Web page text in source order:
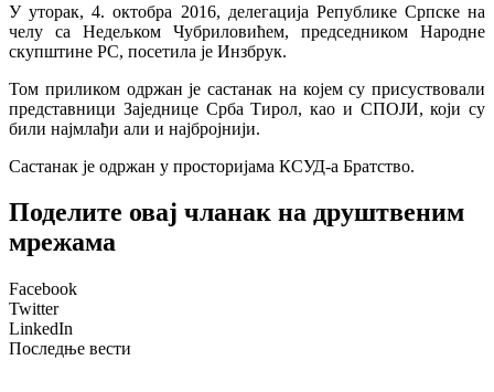
У уторак, 4. октобра 2016, делегација Републике Српске на
челу са Недељком Чубриловићем, председником Народне
скупштине РС, посетила је Инзбрук.
Том приликом одржан је састанак на којем су присуствовали
представници Заједнице Срба Тирол, као и СПОЈИ, који су
били најмлађи али и најбројнији.
Састанак је одржан у просторијама КСУД-а Братство.
Поделите овај чланак на друштвеним
мрежама
Facebook
Twitter
LinkedIn
Последње вести